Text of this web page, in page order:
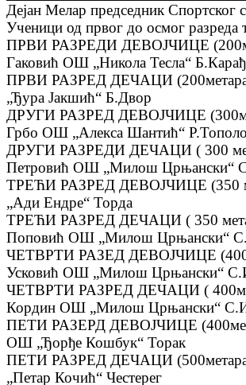
Дејан Мелар председник Спортског
Ученици од првог до осмог разреда
ПРВИ РАЗРЕДИ ДЕВОЈЧИЦЕ
Гаковић ОШ „Никола Тесла“
ПРВИ РАЗРЕД ДЕЧАЦИ
„Ђура Јакшић“ Б.Двор
ДРУГИ РАЗРЕД ДЕВОЈЧИЦЕ
Грбо ОШ „Алекса Шантић“
ДРУГИ РАЗРЕДИ ДЕЧАЦИ ( 300
Петровић ОШ „Милош Црњански“
ТРЕЋИ РАЗРЕД ДЕВОЈЧИЦЕ (350
„Ади Ендре“ Торда
ТРЕЋИ РАЗРЕД ДЕЧАЦИ ( 350
Поповић ОШ „Милош Црњански“
ЧЕТВРТИ РАЗЕД ДЕВОЈЧИЦЕ
Усковић ОШ „Милош Црњански“
ЧЕТВРТИ РАЗРЕД ДЕЧАЦИ (
Кордин ОШ „Милош Црњански“
ПЕТИ РАЗЕРД ДЕВОЈЧИЦЕ
ОШ „Ђорђе Кошбук“ Торак
ПЕТИ РАЗРЕД ДЕЧАЦИ
„Петар Кочић“ Честерег